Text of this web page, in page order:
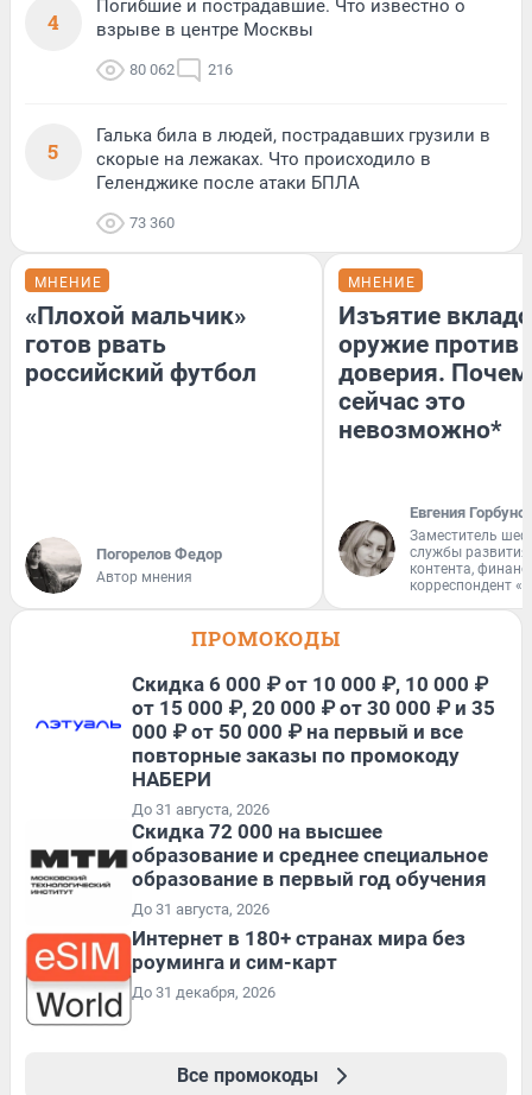
4
Погибшие и пострадавшие. Что известно о
взрыве в центре Москвы
80 062 216
5
Галька била в людей, пострадавших грузили в
скорые на лежаках. Что происходило в
Геленджике после атаки БПЛА
73 360
МНЕНИЕ
«Плохой мальчик»
готов рвать
российский футбол
Погорелов Федор
Автор мнения
МНЕНИЕ
Изъятие
оружие против
доверия.
сейчас это
невозможно*
Евгения
Заместитель
службы
контента,
корреспондент
ПРОМОКОДЫ
Скидка 6 000 ₽ от 10 000 ₽, 10 000 ₽
от 15 000 ₽, 20 000 ₽ от 30 000 ₽ и 35
000 ₽ от 50 000 ₽ на первый и все
повторные заказы по промокоду
НАБЕРИ
До 31 августа, 2026
Скидка 72 000 на высшее
образование и среднее специальное
образование в первый год обучения
До 31 августа, 2026
Интернет в 180+ странах мира без
роуминга и сим-карт
До 31 декабря, 2026
Все промокоды